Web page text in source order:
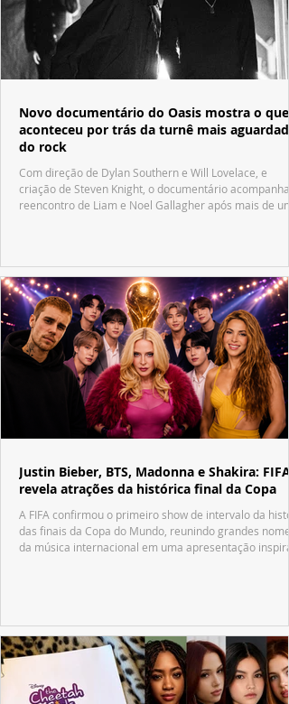
Novo documentário do Oasis mostra o que
aconteceu por trás da turnê mais aguardada
do rock
Com direção de Dylan Southern e Will Lovelace, e
criação de Steven Knight, o documentário acompanha
reencontro de Liam e Noel Gallagher após mais de
Justin Bieber, BTS, Madonna e Shakira: FIFA
revela atrações da histórica final da Copa
A FIFA confirmou o primeiro show de intervalo da
das finais da Copa do Mundo, reunindo grandes nomes
da música internacional em uma apresentação